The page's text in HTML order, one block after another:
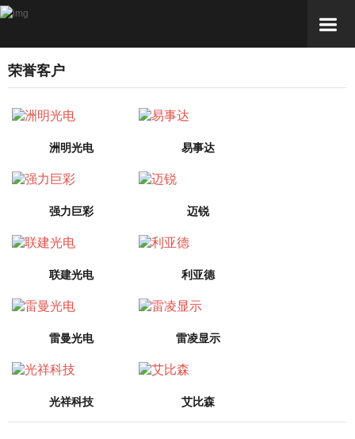
荣誉客户
洲明光电 易事达
强力巨彩 迈锐
联建光电 利亚德
雷曼光电 雷凌显示
光祥科技 艾比森